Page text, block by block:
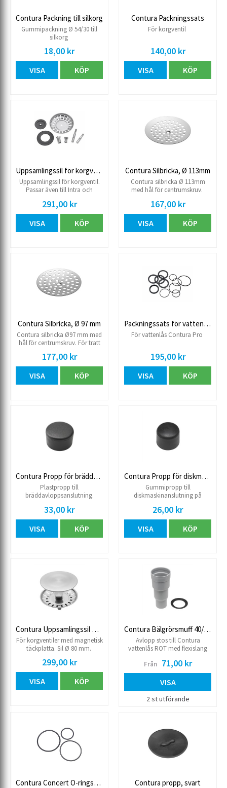
Contura Packning till silkorg
Gummipackning Ø 54/30 till
silkorg
18,00 kr
VISA KÖP
Contura Packningssats
För korgventil
140,00 kr
VISA KÖP
Uppsamlingssil för korgventil universal
Uppsamlingssil för korgventil.
Passar även till Intra och
Diameter 80 mm.
291,00 kr
VISA KÖP
Contura Silbricka, Ø 113mm
Contura silbricka Ø 113mm
med hål för centrumskruv.
167,00 kr
VISA KÖP
Contura Silbricka, Ø 97 mm
Contura silbricka Ø97 mm med
hål för centrumskruv. För tratt
177,00 kr
VISA KÖP
Packningssats för vattenlås Contura Pro
För vattenlås Contura Pro
195,00 kr
VISA KÖP
Contura Propp för bräddavloppsansl.
Plastpropp till
bräddavloppsanslutning.
vattenlås.
33,00 kr
VISA KÖP
Contura Propp för diskmaskinsansl.
Gummipropp till
diskmaskinanslutning på
26,00 kr
VISA KÖP
Contura Uppsamlingssil m. magn. täckplatta
För korgventiler med magnetisk
täckplatta. Sil Ø 80 mm.
299,00 kr
VISA KÖP
Contura Bälgrörsmuff 40/50 inkl. packn.
Avlopp stos till Contura
vattenlås ROT med flexislang
bälgrör komplett med
packning.
Från 71,00 kr
VISA
2 st utförande
Contura Concert O-ringssats Contura propp, svart